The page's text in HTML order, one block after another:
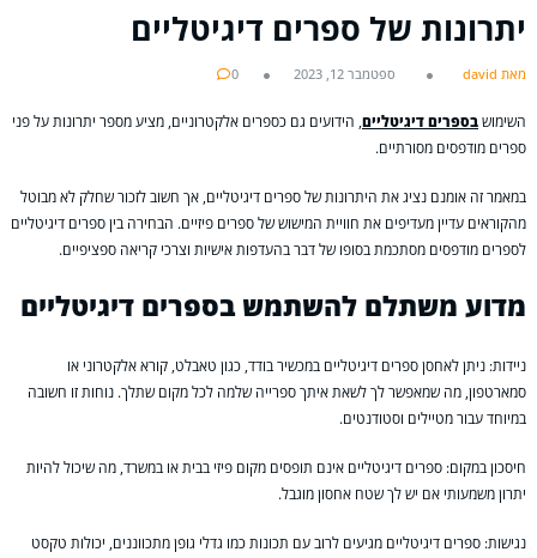
יתרונות של ספרים דיגיטליים
מאת david ספטמבר 12, 2023 0
השימושבספרים דיגיטליים, הידועים גם כספרים אלקטרוניים, מציע מספר יתרונות על פני
ספרים מודפסים מסורתיים.
במאמר זה אומנם נציג את היתרונות של ספרים דיגיטליים, אך חשוב לזכור שחלק לא מבוטל
מהקוראים עדיין מעדיפים את חוויית המישוש של ספרים פיזיים. הבחירה בין ספרים דיגיטליים
לספרים מודפסים מסתכמת בסופו של דבר בהעדפות אישיות וצרכי קריאה ספציפיים.
מדוע משתלם להשתמש בספרים דיגיטליים
ניידות: ניתן לאחסן ספרים דיגיטליים במכשיר בודד, כגון טאבלט, קורא אלקטרוני או
סמארטפון, מה שמאפשר לך לשאת איתך ספרייה שלמה לכל מקום שתלך. נוחות זו חשובה
במיוחד עבור מטיילים וסטודנטים.
חיסכון במקום: ספרים דיגיטליים אינם תופסים מקום פיזי בבית או במשרד, מה שיכול להיות
יתרון משמעותי אם יש לך שטח אחסון מוגבל.
נגישות: ספרים דיגיטליים מגיעים לרוב עם תכונות כמו גדלי גופן מתכווננים, יכולות טקסט